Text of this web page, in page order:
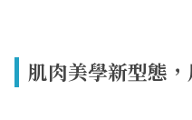
肌肉美學新型態